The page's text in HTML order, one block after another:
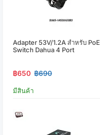
Adapter 53V/1.2A สำหรับ PoE
Switch Dahua 4 Port
฿650 ฿690
มีสินค้า